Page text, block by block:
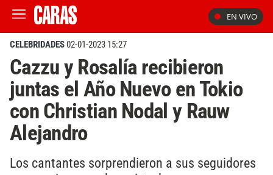
EN VIVO
CELEBRIDADES02-01-2023 15:27
Cazzu y Rosalía recibieron
juntas el Año Nuevo en Tokio
con Christian Nodal y Rauw
Alejandro
Los cantantes sorprendieron a sus seguidores